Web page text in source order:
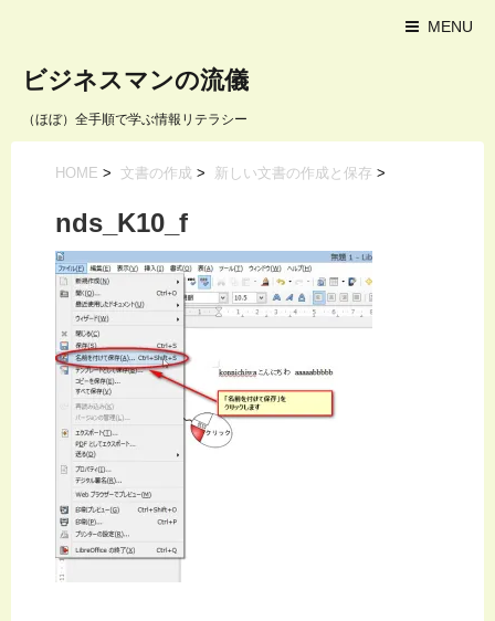
MENU
ビジネスマンの流儀
（ほぼ）全手順で学ぶ情報リテラシー
HOME > 文書の作成 > 新しい文書の作成と保存 >
nds_K10_f